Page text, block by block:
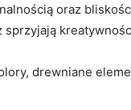
oraz
sprzyjają
drewniane